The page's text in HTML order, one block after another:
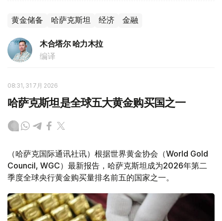
黄金储备 哈萨克斯坦 经济 金融
木合塔尔 哈力木拉
编译
08:31, 31 7月 2026
哈萨克斯坦是全球五大黄金购买国之一
（哈萨克国际通讯社讯）根据世界黄金协会（World Gold
Council, WGC）最新报告，哈萨克斯坦成为2026年第二
季度全球央行黄金购买量排名前五的国家之一。